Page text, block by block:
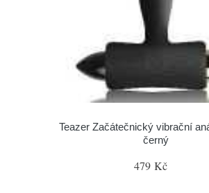
Teazer Začátečnický vibrační
černý
479 Kč